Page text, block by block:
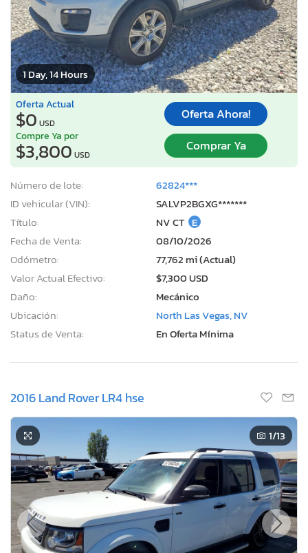
1 Day, 14 Hours
Oferta Actual
$0 USD
Oferta Ahora!
Compre Ya por
$3,800 USD
Comprar Ya
Número de lote:
62824***
ID vehicular (VIN):
SALVP2BGXG*******
Título:
NV CT E
Fecha de Venta:
08/10/2026
Odómetro:
77,762 mi (Actual)
Valor Actual Efectivo:
$7,300 USD
Daño:
Mecánico
Ubicación:
North Las Vegas, NV
Status de Venta:
En Oferta Mínima
2016 Land Rover LR4 hse
1/13